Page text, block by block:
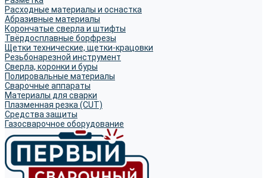
Расходные материалы и оснастка
Абразивные материалы
Корончатые сверла и штифты
Твёрдосплавные борфрезы
Щетки технические, щетки-крацовки
Резьбонарезной инструмент
Сверла, коронки и буры
Полировальные материалы
Сварочные аппараты
Материалы для сварки
Плазменная резка (CUT)
Средства защиты
Газосварочное оборудование